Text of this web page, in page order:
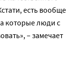
есть вообще
которые люди с
– замечает